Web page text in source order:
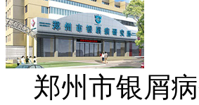
郑州市银屑